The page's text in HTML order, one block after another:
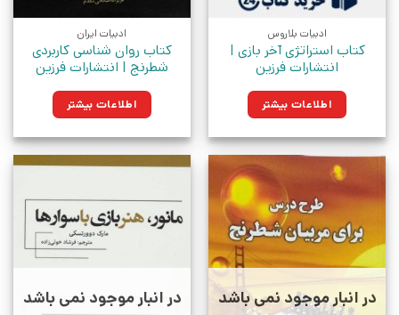
ادبیات بلاروس
کتاب استراتژی آخر بازی |
انتشارات فرزین
اطلاعات بیشتر
ادبیات ایران
کتاب روان شناسی کاربردی
شطرنج | انتشارات فرزین
اطلاعات بیشتر
در انبار موجود نمی باشد در انبار موجود نمی باشد